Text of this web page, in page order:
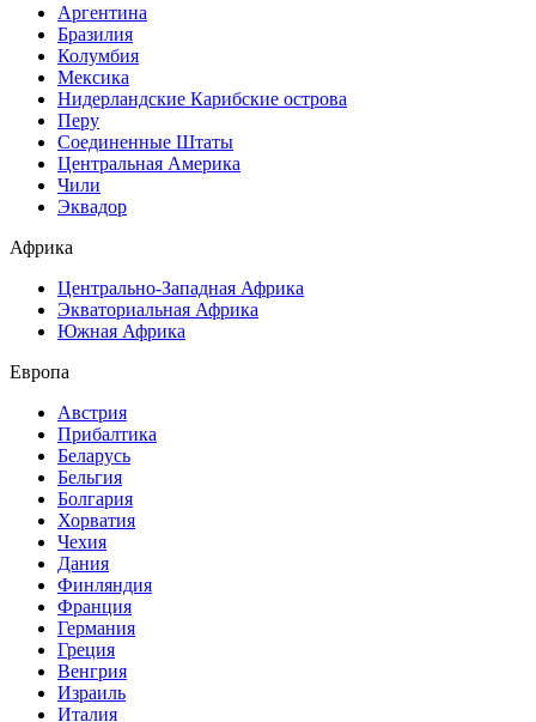
Аргентина
Бразилия
Колумбия
Мексика
Нидерландские Карибские острова
Перу
Соединенные Штаты
Центральная Америка
Чили
Эквадор
Африка
Центрально-Западная Африка
Экваториальная Африка
Южная Африка
Европа
Австрия
Прибалтика
Беларусь
Бельгия
Болгария
Хорватия
Чехия
Дания
Финляндия
Франция
Германия
Греция
Венгрия
Израиль
Италия